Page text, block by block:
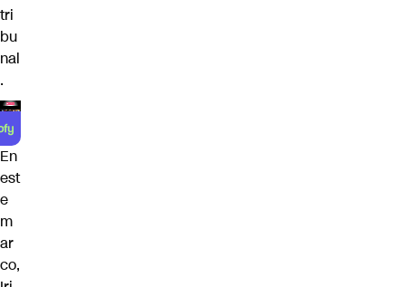
tri
bu
nal
.
En
est
e
m
ar
co,